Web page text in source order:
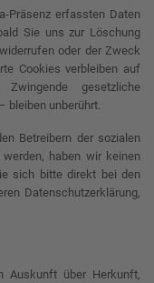
Präsenz erfassten Daten
Sie uns zur Löschung
oder der Zweck
Cookies verbleiben auf
gesetzliche
bleiben unberührt.
Betreibern der sozialen
haben wir keinen
sich bitte direkt bei den
Datenschutzerklärung,
Auskunft über Herkunft,